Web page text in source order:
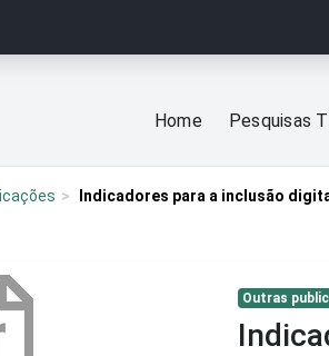
Home Pesquisas
Indicadores para a inclusão
Outras